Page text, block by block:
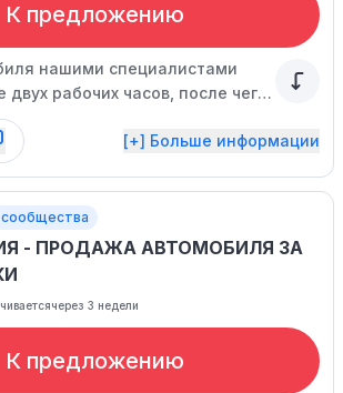
К предложению
нашими специалистами
рабочих часов, после чего
будет выставлен на аукцион
[+] Больше информации
- ПРОДАЖА АВТОМОБИЛЯ ЗА
через 3 недели
К предложению